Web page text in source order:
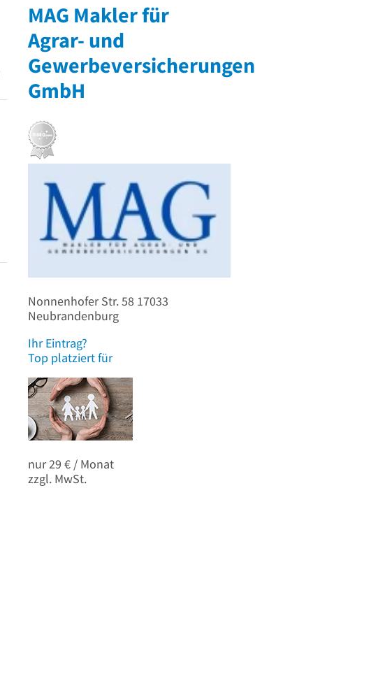
MAG Makler für
Agrar- und
Gewerbeversicherungen
GmbH
Nonnenhofer Str. 58 17033
Neubrandenburg
Ihr Eintrag?
Top platziert für
nur 29 € / Monat
zzgl. MwSt.